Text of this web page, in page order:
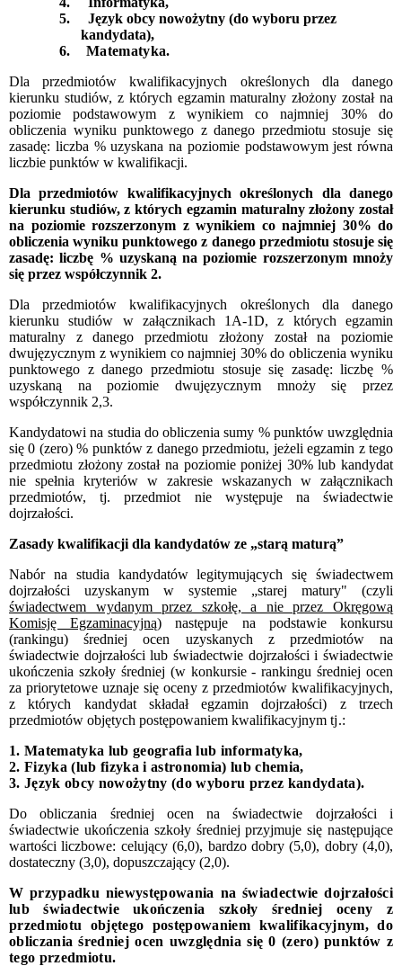
5. Język obcy nowożytny (do wyboru przez
kandydata),
6. Matematyka.
Dla przedmiotów kwalifikacyjnych określonych dla danego
kierunku studiów, z których egzamin maturalny złożony został na
poziomie podstawowym z wynikiem co najmniej 30% do
obliczenia wyniku punktowego z danego przedmiotu stosuje się
zasadę: liczba % uzyskana na poziomie podstawowym jest równa
liczbie punktów w kwalifikacji.
Dla przedmiotów kwalifikacyjnych określonych dla danego
kierunku studiów, z których egzamin maturalny złożony został
na poziomie rozszerzonym z wynikiem co najmniej 30% do
obliczenia wyniku punktowego z danego przedmiotu stosuje się
zasadę: liczbę % uzyskaną na poziomie rozszerzonym mnoży
się przez współczynnik 2.
Dla przedmiotów kwalifikacyjnych określonych dla danego
kierunku studiów w załącznikach 1A-1D, z których egzamin
maturalny z danego przedmiotu złożony został na poziomie
dwujęzycznym z wynikiem co najmniej 30% do obliczenia wyniku
punktowego z danego przedmiotu stosuje się zasadę: liczbę %
uzyskaną na poziomie dwujęzycznym mnoży się przez
współczynnik 2,3.
Kandydatowi na studia do obliczenia sumy % punktów uwzględnia
się 0 (zero) % punktów z danego przedmiotu, jeżeli egzamin z tego
przedmiotu złożony został na poziomie poniżej 30% lub kandydat
nie spełnia kryteriów w zakresie wskazanych w załącznikach
przedmiotów, tj. przedmiot nie występuje na świadectwie
dojrzałości.
Zasady kwalifikacji dla kandydatów ze „starą maturą”
Nabór na studia kandydatów legitymujących się świadectwem
dojrzałości uzyskanym w systemie „starej matury" (czyli
świadectwem wydanym przez szkołę, a nie przez Okręgową
Komisję Egzaminacyjną) następuje na podstawie konkursu
(rankingu) średniej ocen uzyskanych z przedmiotów na
świadectwie dojrzałości lub świadectwie dojrzałości i świadectwie
ukończenia szkoły średniej (w konkursie - rankingu średniej ocen
za priorytetowe uznaje się oceny z przedmiotów kwalifikacyjnych,
z których kandydat składał egzamin dojrzałości) z trzech
przedmiotów objętych postępowaniem kwalifikacyjnym tj.:
1. Matematyka lub geografia lub informatyka,
2. Fizyka(lub fizyka i astronomia)lub chemia,
3. Język obcy nowożytny (do wyboru przez kandydata).
Do obliczania średniej ocen na świadectwie dojrzałości i
świadectwie ukończenia szkoły średniej przyjmuje się następujące
wartości liczbowe: celujący (6,0), bardzo dobry (5,0), dobry (4,0),
dostateczny (3,0), dopuszczający (2,0).
W przypadku niewystępowania na świadectwie dojrzałości
lub świadectwie ukończenia szkoły średniej oceny z
przedmiotu objętego postępowaniem kwalifikacyjnym, do
obliczania średniej ocen uwzględnia się 0 (zero) punktów z
tego przedmiotu.